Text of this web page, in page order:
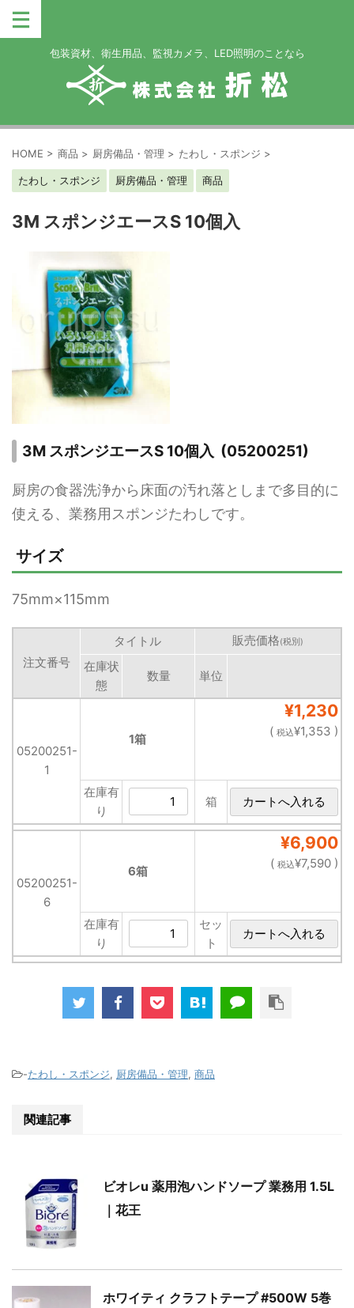
包装資材、衛生用品、監視カメラ、LED照明のことなら
HOME > 商品 > 厨房備品・管理 > たわし・スポンジ >
たわし・スポンジ 厨房備品・管理 商品
3M スポンジエースS 10個入
3M スポンジエースS 10個入 (05200251)
厨房の食器洗浄から床面の汚れ落としまで多目的に
使える、業務用スポンジたわしです。
サイズ
75mm×115mm
注文番号
タイトル 販売価格(税別)
在庫状
態
数量 単位
05200251-
1
1箱
¥1,230
( 税込¥1,353 )
在庫有
り
箱
05200251-
6
6箱
¥6,900
( 税込¥7,590 )
在庫有
り
セッ
ト
-たわし・スポンジ, 厨房備品・管理, 商品
関連記事
ビオレu 薬用泡ハンドソープ 業務用 1.5L
｜花王
ホワイティ クラフトテープ #500W 5巻